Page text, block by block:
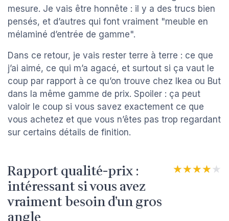
mesure. Je vais être honnête : il y a des trucs bien
pensés, et d’autres qui font vraiment "meuble en
mélaminé d’entrée de gamme".
Dans ce retour, je vais rester terre à terre : ce que
j’ai aimé, ce qui m’a agacé, et surtout si ça vaut le
coup par rapport à ce qu’on trouve chez Ikea ou But
dans la même gamme de prix. Spoiler : ça peut
valoir le coup si vous savez exactement ce que
vous achetez et que vous n’êtes pas trop regardant
sur certains détails de finition.
Rapport qualité-prix :
intéressant si vous avez
vraiment besoin d’un gros
★★★★★
★★★★★